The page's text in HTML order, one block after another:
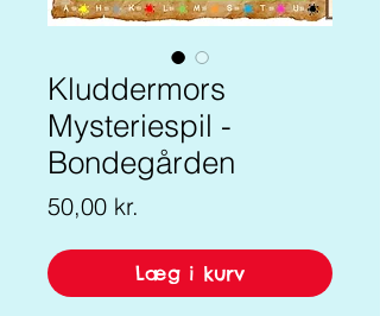
Kluddermors
Mysteriespil -
Bondegården
50,00 kr.
Læg i kurv